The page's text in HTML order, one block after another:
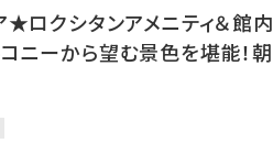
★ロクシタンアメニティ＆館内
ニーから望む景色を堪能！朝